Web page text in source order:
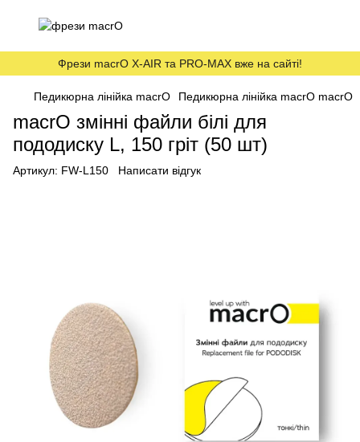
Фрези macrO X-AIR та PRO-MAX вже на сайті!
Педикюрна лінійка macrO Педикюрна лінійка macrO macrO
macrO змінні файли білі для
пододиску L, 150 гріт (50 шт)
Артикул: FW-L150 Написати відгук